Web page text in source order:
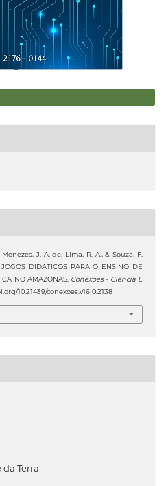
J. A. de, Lima, R. A., & Souza, F.
DIDÁTICOS PARA O ENSINO DE
NO AMAZONAS. Conexões - Ciência E
10.21439/conexoes.v16i0.2138
da Terra